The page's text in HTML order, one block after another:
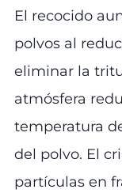
El recocido
polvos al
eliminar la
atmósfera
temperatura
del polvo. El
partículas en